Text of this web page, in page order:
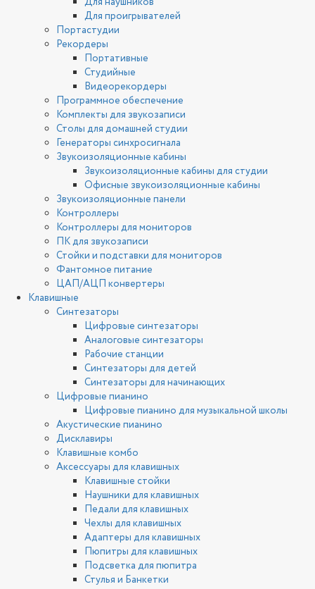
Для проигрывателей
Портастудии
Рекордеры
Портативные
Студийные
Видеорекордеры
Программное обеспечение
Комплекты для звукозаписи
Столы для домашней студии
Генераторы синхросигнала
Звукоизоляционные кабины
Звукоизоляционные кабины для студии
Офисные звукоизоляционные кабины
Звукоизоляционные панели
Контроллеры
Контроллеры для мониторов
ПК для звукозаписи
Стойки и подставки для мониторов
Фантомное питание
ЦАП/АЦП конвертеры
Клавишные
Синтезаторы
Цифровые синтезаторы
Аналоговые синтезаторы
Рабочие станции
Синтезаторы для детей
Синтезаторы для начинающих
Цифровые пианино
Цифровые пианино для музыкальной школы
Акустические пианино
Дисклавиры
Клавишные комбо
Аксессуары для клавишных
Клавишные стойки
Наушники для клавишных
Педали для клавишных
Чехлы для клавишных
Адаптеры для клавишных
Пюпитры для клавишных
Подсветка для пюпитра
Стулья и Банкетки